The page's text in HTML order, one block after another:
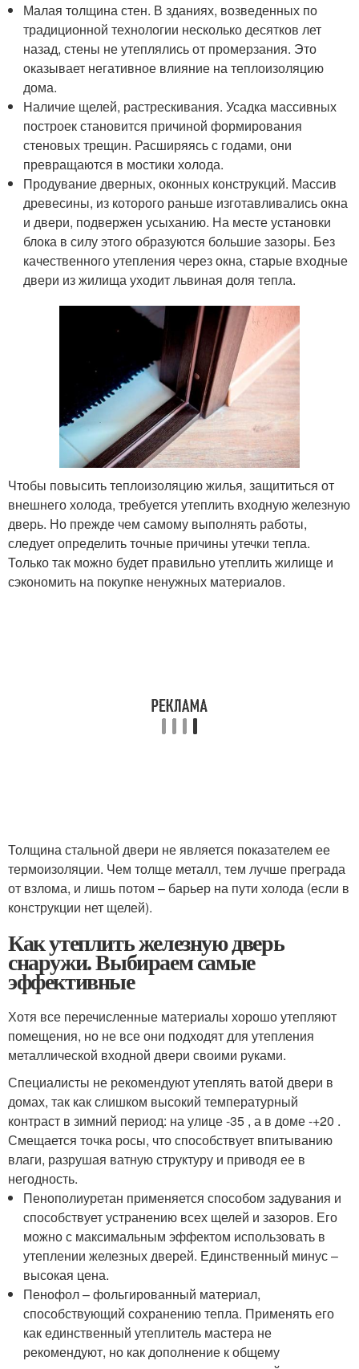
Малая толщина стен. В зданиях, возведенных по
традиционной технологии несколько десятков лет
назад, стены не утеплялись от промерзания. Это
оказывает негативное влияние на теплоизоляцию
дома.
Наличие щелей, растрескивания. Усадка массивных
построек становится причиной формирования
стеновых трещин. Расширяясь с годами, они
превращаются в мостики холода.
Продувание дверных, оконных конструкций. Массив
древесины, из которого раньше изготавливались окна
и двери, подвержен усыханию. На месте установки
блока в силу этого образуются большие зазоры. Без
качественного утепления через окна, старые входные
двери из жилища уходит львиная доля тепла.
Чтобы повысить теплоизоляцию жилья, защититься от
внешнего холода, требуется утеплить входную железную
дверь. Но прежде чем самому выполнять работы,
следует определить точные причины утечки тепла.
Только так можно будет правильно утеплить жилище и
сэкономить на покупке ненужных материалов.
Толщина стальной двери не является показателем ее
термоизоляции. Чем толще металл, тем лучше преграда
от взлома, и лишь потом – барьер на пути холода (если в
конструкции нет щелей).
Как утеплить железную дверь
снаружи. Выбираем самые
эффективные
Хотя все перечисленные материалы хорошо утепляют
помещения, но не все они подходят для утепления
металлической входной двери своими руками.
Специалисты не рекомендуют утеплять ватой двери в
домах, так как слишком высокий температурный
контраст в зимний период: на улице -35 , а в доме -+20 .
Смещается точка росы, что способствует впитыванию
влаги, разрушая ватную структуру и приводя ее в
негодность.
Пенополиуретан применяется способом задувания и
способствует устранению всех щелей и зазоров. Его
можно с максимальным эффектом использовать в
утеплении железных дверей. Единственный минус –
высокая цена.
Пенофол – фольгированный материал,
способствующий сохранению тепла. Применять его
как единственный утеплитель мастера не
рекомендуют, но как дополнение к общему